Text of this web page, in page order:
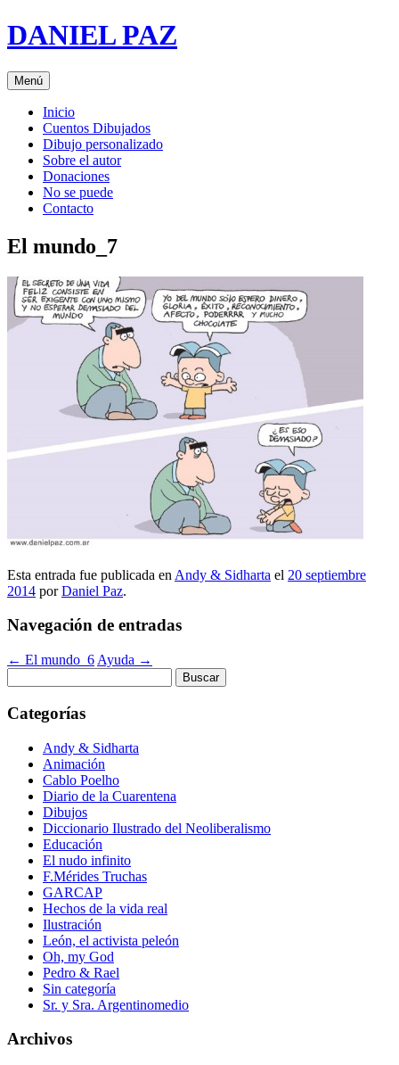
Saltar
al
DANIEL PAZ
Menú
Inicio
Cuentos Dibujados
Dibujo personalizado
Sobre el autor
Donaciones
No se puede
Contacto
El mundo_7
Esta entrada fue publicada en Andy & Sidharta el 20 septiembre
2014 porDaniel Paz.
Navegación de entradas
← El mundo_6 Ayuda →
Categorías
Andy & Sidharta
Animación
Cablo Poelho
Diario de la Cuarentena
Dibujos
Diccionario Ilustrado del Neoliberalismo
Educación
El nudo infinito
F.Mérides Truchas
GARCAP
Hechos de la vida real
Ilustración
León, el activista peleón
Oh, my God
Pedro & Rael
Sin categoría
Sr. y Sra. Argentinomedio
Archivos